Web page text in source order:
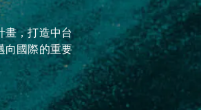
畫，打造中台
向國際的重要